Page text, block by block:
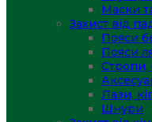
Маски
Захист від
Пояси
Пояси
Стропи,
Лази,
Шнури